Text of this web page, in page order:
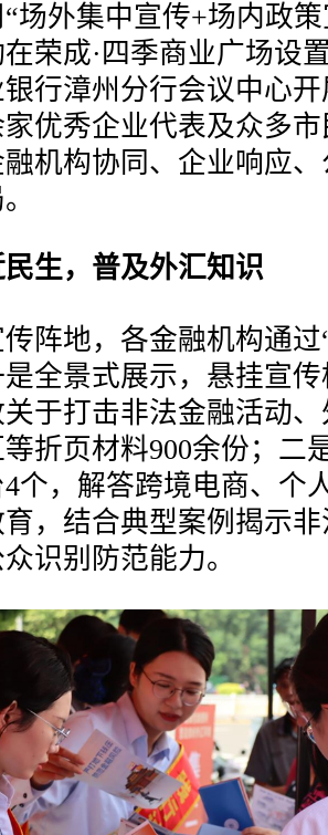
外集中宣传+场内政策
荣成·四季商业广场设
行漳州分行会议中心
优秀企业代表及众多
机构协同、企业响应
生，普及外汇知识
地，各金融机构通过
全景式展示，悬挂宣
于打击非法金融活动
折页材料900余份；二
个，解答跨境电商、个
，结合典型案例揭示
识别防范能力。